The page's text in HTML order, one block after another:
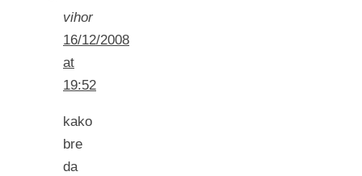
vihor
16/12/2008
at
19:52
kako
bre
da